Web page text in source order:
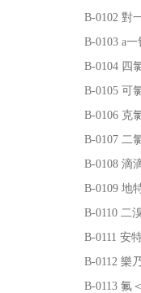
B-0102 對
B-0103 a一
B-0104 四
B-0105 可
B-0106 克
B-0107 二
B-0108 滴
B-0109 地
B-0110 二
B-0111 安
B-0112 樂
B-0113 氟